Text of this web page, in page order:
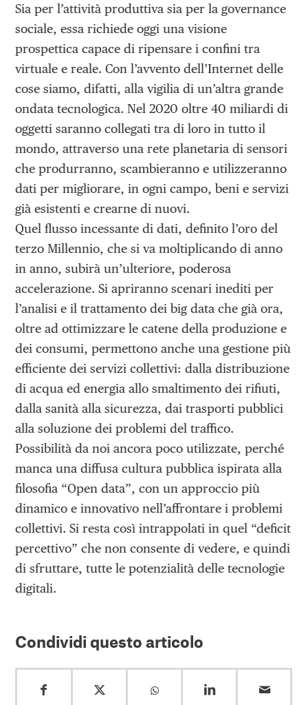
Sia per l’attività produttiva sia per la governance
sociale, essa richiede oggi una visione
prospettica capace di ripensare i confini tra
virtuale e reale. Con l’avvento dell’Internet delle
cose siamo, difatti, alla vigilia di un’altra grande
ondata tecnologica. Nel 2020 oltre 40 miliardi di
oggetti saranno collegati tra di loro in tutto il
mondo, attraverso una rete planetaria di sensori
che produrranno, scambieranno e utilizzeranno
dati per migliorare, in ogni campo, beni e servizi
già esistenti e crearne di nuovi.
Quel flusso incessante di dati, definito l’oro del
terzo Millennio, che si va moltiplicando di anno
in anno, subirà un’ulteriore, poderosa
accelerazione. Si apriranno scenari inediti per
l’analisi e il trattamento dei big data che già ora,
oltre ad ottimizzare le catene della produzione e
dei consumi, permettono anche una gestione più
efficiente dei servizi collettivi: dalla distribuzione
di acqua ed energia allo smaltimento dei rifiuti,
dalla sanità alla sicurezza, dai trasporti pubblici
alla soluzione dei problemi del traffico.
Possibilità da noi ancora poco utilizzate, perché
manca una diffusa cultura pubblica ispirata alla
filosofia “Open data”, con un approccio più
dinamico e innovativo nell’affrontare i problemi
collettivi. Si resta così intrappolati in quel “deficit
percettivo” che non consente di vedere, e quindi
di sfruttare, tutte le potenzialità delle tecnologie
digitali.
Condividi questo articolo